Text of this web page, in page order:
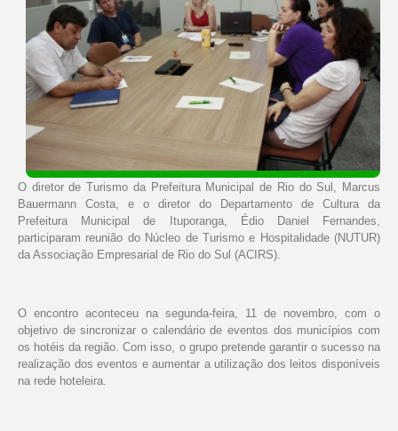
O diretor de Turismo da Prefeitura Municipal de Rio do Sul, Marcus
Bauermann Costa, e o diretor do Departamento de Cultura da
Prefeitura Municipal de Ituporanga, Édio Daniel Fernandes,
participaram reunião do Núcleo de Turismo e Hospitalidade (NUTUR)
da Associação Empresarial de Rio do Sul (ACIRS).
O encontro aconteceu na segunda-feira, 11 de novembro, com o
objetivo de sincronizar o calendário de eventos dos municípios com
os hotéis da região. Com isso, o grupo pretende garantir o sucesso na
realização dos eventos e aumentar a utilização dos leitos disponíveis
na rede hoteleira.